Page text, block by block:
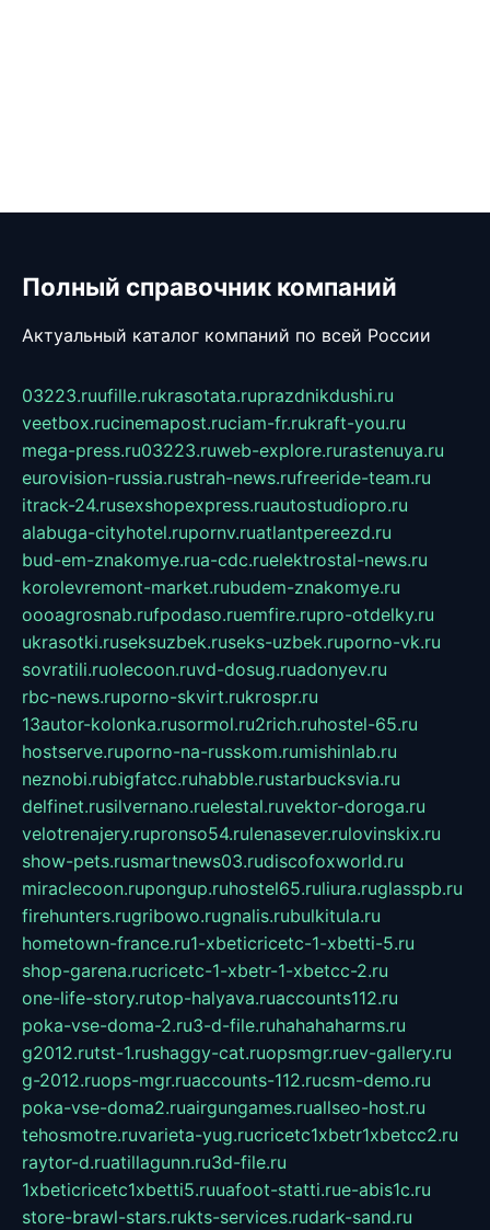
Полный справочник компаний
Актуальный каталог компаний по всей России
03223.ruufille.rukrasotata.ruprazdnikdushi.ru
veetbox.rucinemapost.ruciam-fr.rukraft-you.ru
mega-press.ru03223.ruweb-explore.rurastenuya.ru
eurovision-russia.rustrah-news.rufreeride-team.ru
itrack-24.rusexshopexpress.ruautostudiopro.ru
alabuga-cityhotel.rupornv.ruatlantpereezd.ru
bud-em-znakomye.rua-cdc.ruelektrostal-news.ru
korolevremont-market.rubudem-znakomye.ru
oooagrosnab.rufpodaso.ruemfire.rupro-otdelky.ru
ukrasotki.ruseksuzbek.ruseks-uzbek.ruporno-vk.ru
sovratili.ruolecoon.ruvd-dosug.ruadonyev.ru
rbc-news.ruporno-skvirt.rukrospr.ru
13autor-kolonka.rusormol.ru2rich.ruhostel-65.ru
hostserve.ruporno-na-russkom.rumishinlab.ru
neznobi.rubigfatcc.ruhabble.rustarbucksvia.ru
delfinet.rusilvernano.ruelestal.ruvektor-doroga.ru
velotrenajery.rupronso54.rulenasever.rulovinskix.ru
show-pets.rusmartnews03.rudiscofoxworld.ru
miraclecoon.rupongup.ruhostel65.ruliura.ruglasspb.ru
firehunters.rugribowo.rugnalis.rubulkitula.ru
hometown-france.ru1-xbeticricetc-1-xbetti-5.ru
shop-garena.rucricetc-1-xbetr-1-xbetcc-2.ru
one-life-story.rutop-halyava.ruaccounts112.ru
poka-vse-doma-2.ru3-d-file.ruhahahaharms.ru
g2012.rutst-1.rushaggy-cat.ruopsmgr.ruev-gallery.ru
g-2012.ruops-mgr.ruaccounts-112.rucsm-demo.ru
poka-vse-doma2.ruairgungames.ruallseo-host.ru
tehosmotre.ruvarieta-yug.rucricetc1xbetr1xbetcc2.ru
raytor-d.ruatillagunn.ru3d-file.ru
1xbeticricetc1xbetti5.ruuafoot-statti.rue-abis1c.ru
store-brawl-stars.rukts-services.rudark-sand.ru